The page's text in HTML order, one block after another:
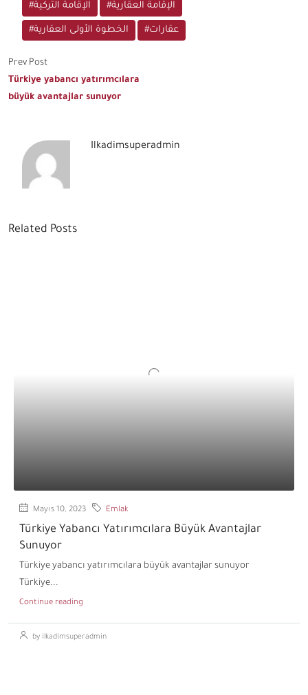
#الإقامة التركية #الإقامة العقارية
#الخطوة الأولى العقارية #عقارات
Prev Post
Türkiye yabancı yatırımcılara
büyük avantajlar sunuyor
Ilkadimsuperadmin
Related Posts
Mayıs 10, 2023 Emlak
Türkiye Yabancı Yatırımcılara Büyük Avantajlar
Sunuyor
Türkiye yabancı yatırımcılara büyük avantajlar sunuyor
Türkiye...
Continue reading
by ilkadimsuperadmin